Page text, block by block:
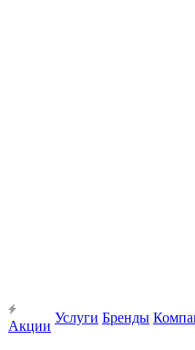
Акции
Услуги Бренды